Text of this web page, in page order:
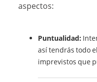
aspectos:
Puntualidad:
así tendrás todo
imprevistos que